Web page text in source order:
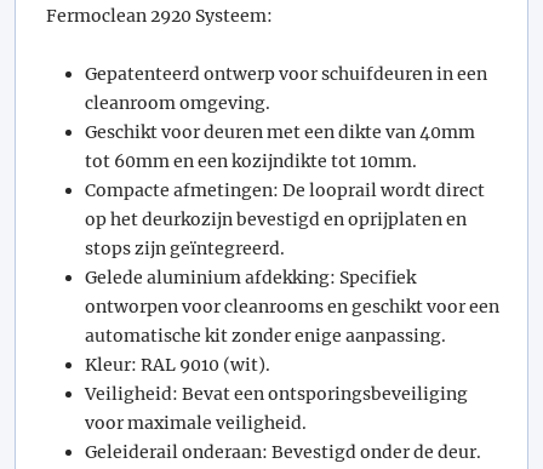
Fermoclean 2920 Systeem:
Gepatenteerd ontwerp voor schuifdeuren in een
cleanroom omgeving.
Geschikt voor deuren met een dikte van 40mm
tot 60mm en een kozijndikte tot 10mm.
Compacte afmetingen: De looprail wordt direct
op het deurkozijn bevestigd en oprijplaten en
stops zijn geïntegreerd.
Gelede aluminium afdekking: Specifiek
ontworpen voor cleanrooms en geschikt voor een
automatische kit zonder enige aanpassing.
Kleur: RAL 9010 (wit).
Veiligheid: Bevat een ontsporingsbeveiliging
voor maximale veiligheid.
Geleiderail onderaan: Bevestigd onder de deur.